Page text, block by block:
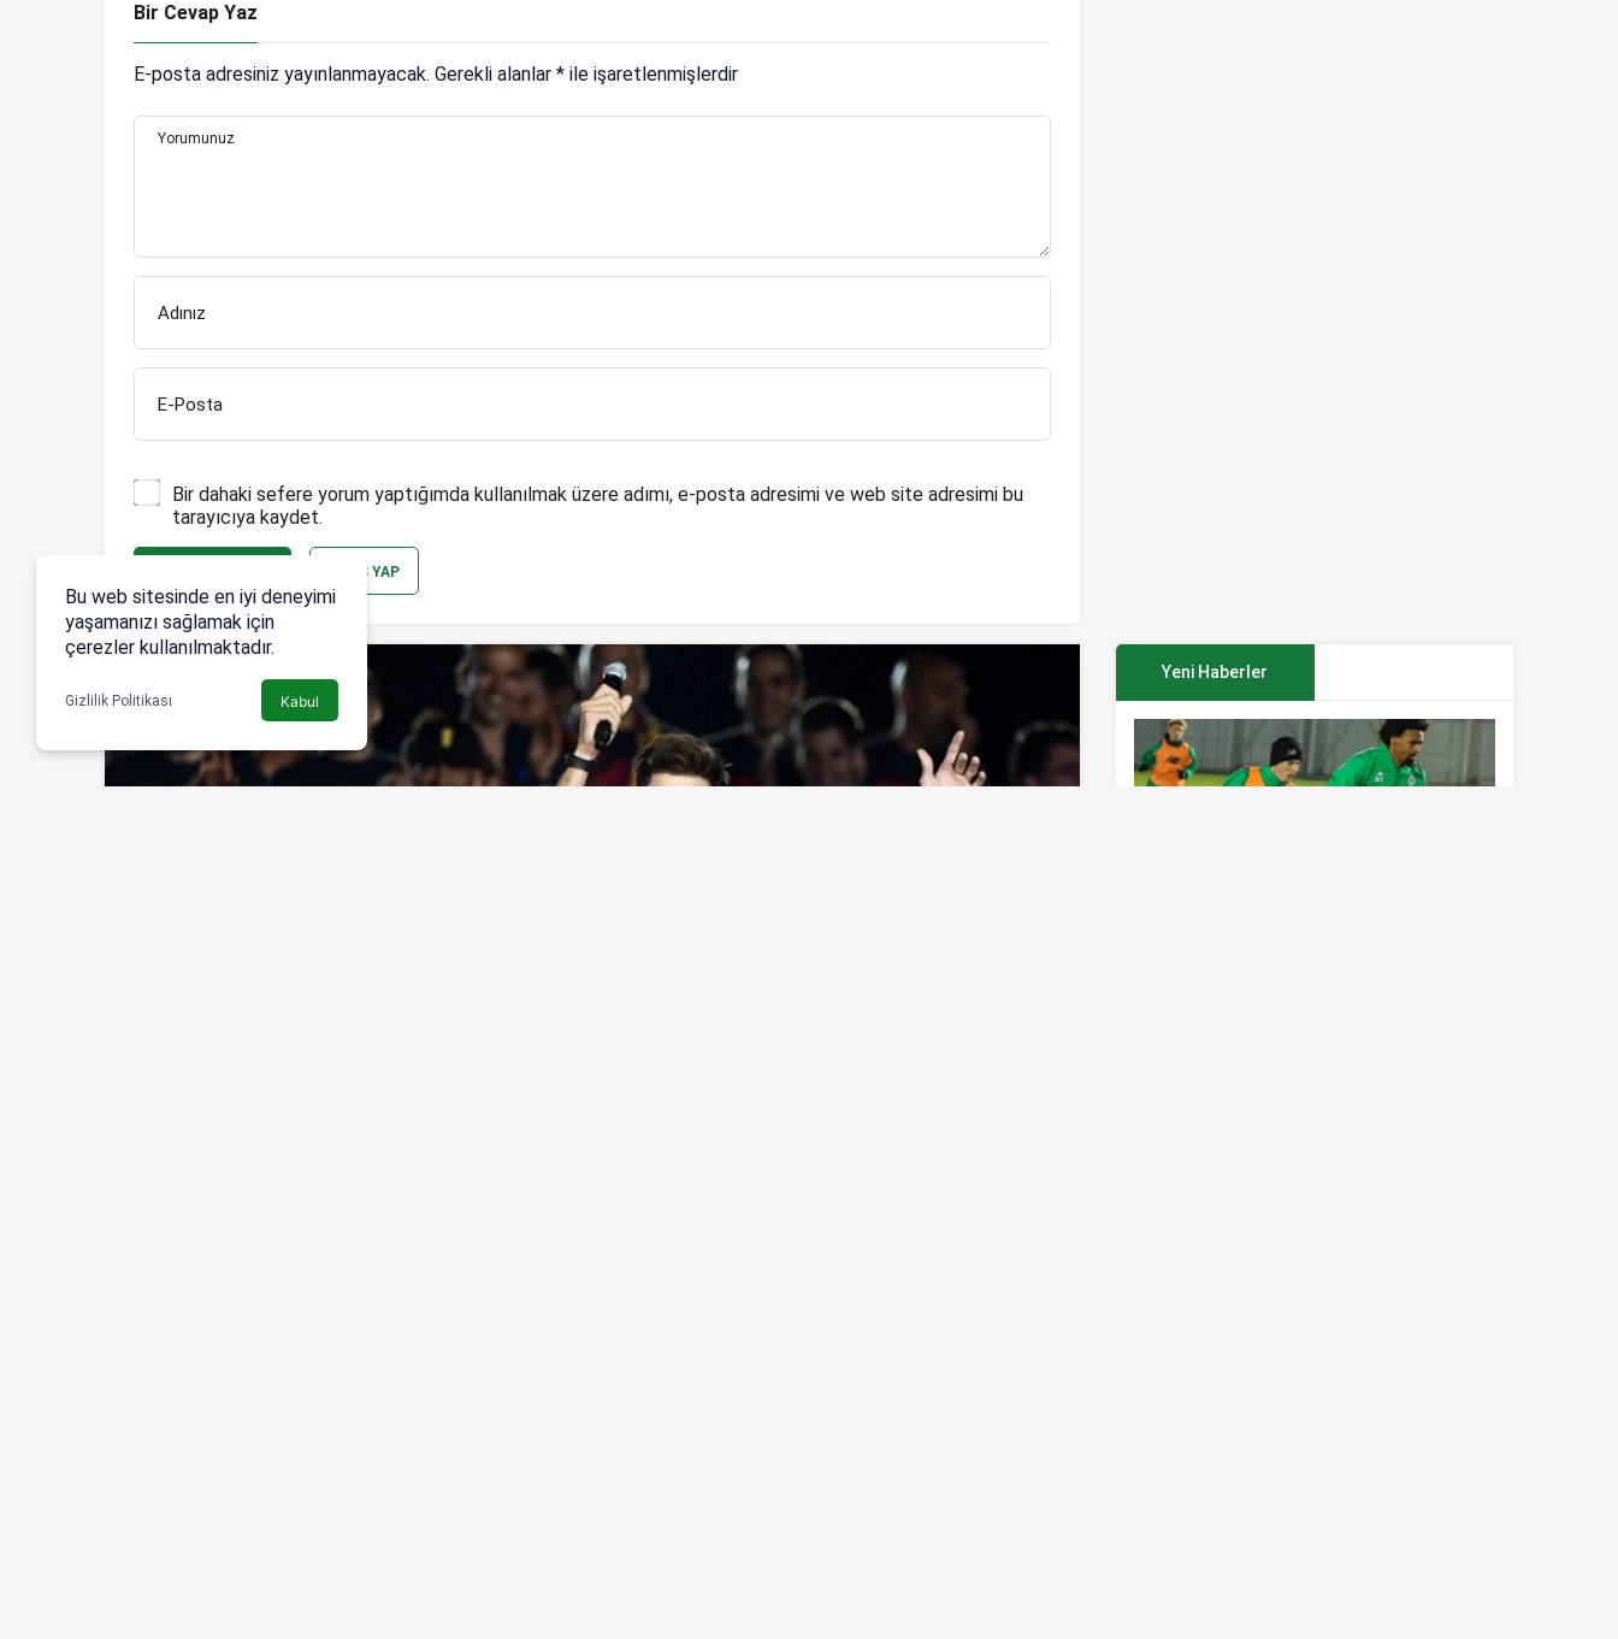
Bir Cevap Yaz
E-posta adresiniz yayınlanmayacak. Gerekli alanlar * ile işaretlenmişlerdir
Yorumunuz
Adınız
E-Posta
Bir dahaki sefere yorum yaptığımda kullanılmak üzere adımı, e-posta adresimi ve web site adresimi bu
tarayıcıya kaydet.
GIRIŞ YAP
Yeni Haberler
Bu web sitesinde en iyi deneyimi
yaşamanızı sağlamak için
çerezler kullanılmaktadır.
Gizlilik Politikası Kabul